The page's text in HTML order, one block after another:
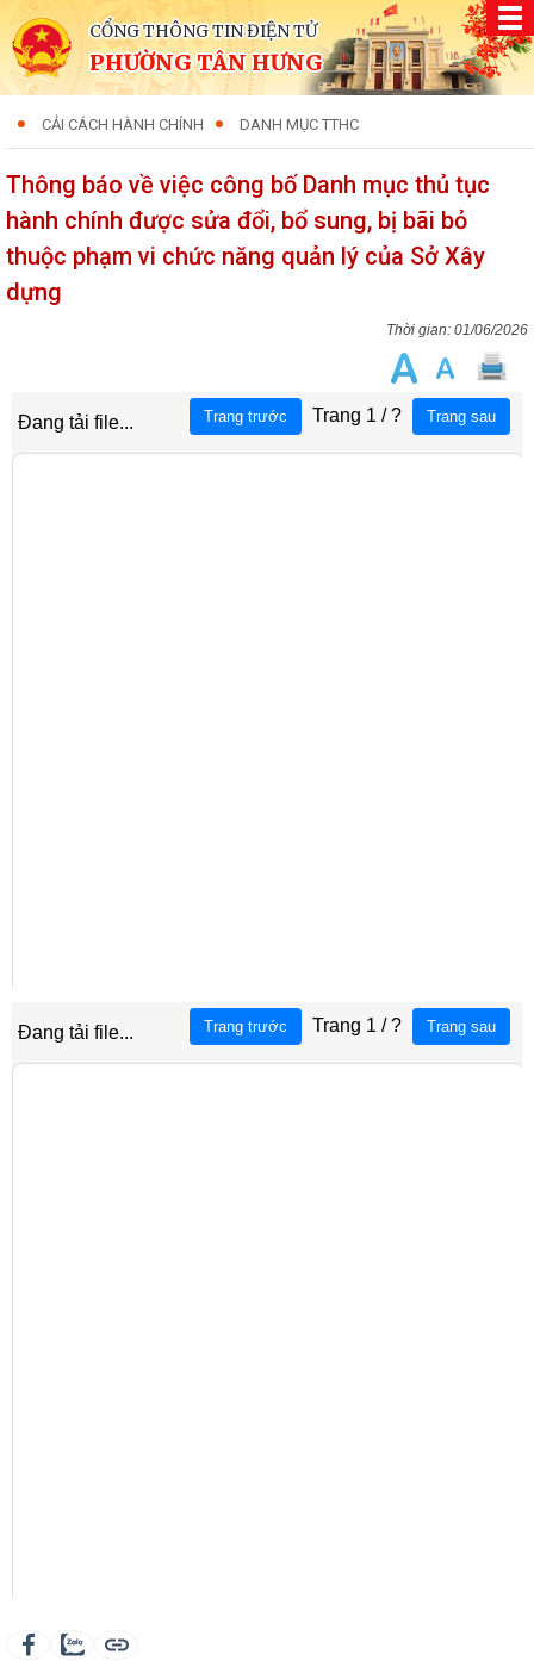
CỔNG THÔNG TIN ĐIỆN TỬ
PHƯỜNG TÂN HƯNG
CẢI CÁCH HÀNH CHÍNH DANH MỤC TTHC
Thông báo về việc công bố Danh mục thủ tục
hành chính được sửa đổi, bổ sung, bị bãi bỏ
thuộc phạm vi chức năng quản lý của Sở Xây
dựng
01/06/2026